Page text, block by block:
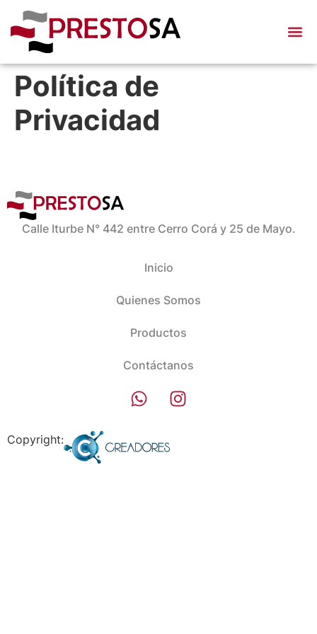
Política de
Privacidad
Calle Iturbe N° 442 entre Cerro Corá y 25 de Mayo.
Inicio
Quienes Somos
Productos
Contáctanos
Copyright: